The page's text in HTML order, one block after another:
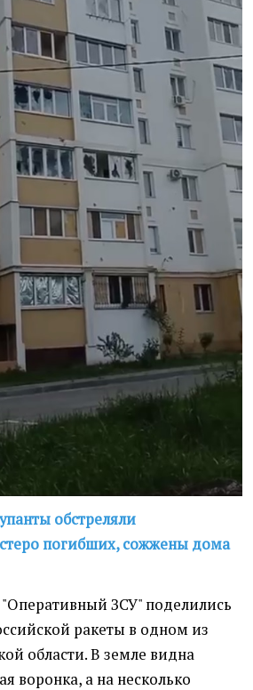
обстреляли
погибших, сожжены дома
"Оперативный ЗСУ" поделились
ракеты в одном из
области. В земле видна
воронка, а на несколько